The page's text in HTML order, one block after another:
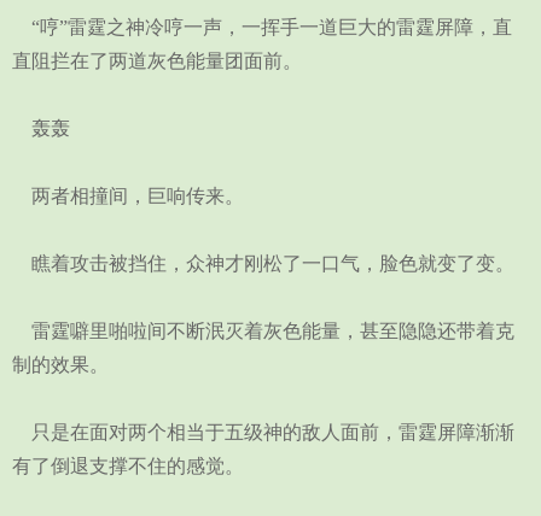
“哼”雷霆之神冷哼一声，一挥手一道巨大的雷霆屏障，直
直阻拦在了两道灰色能量团面前。
轰轰
两者相撞间，巨响传来。
瞧着攻击被挡住，众神才刚松了一口气，脸色就变了变。
雷霆噼里啪啦间不断泯灭着灰色能量，甚至隐隐还带着克
制的效果。
只是在面对两个相当于五级神的敌人面前，雷霆屏障渐渐
有了倒退支撑不住的感觉。